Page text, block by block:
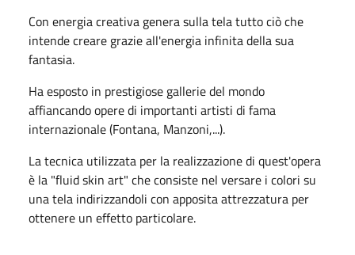
Con energia creativa genera sulla tela tutto ciò che
intende creare grazie all'energia infinita della sua
fantasia.
Ha esposto in prestigiose gallerie del mondo
affiancando opere di importanti artisti di fama
internazionale (Fontana, Manzoni,...).
La tecnica utilizzata per la realizzazione di quest'opera
è la "fluid skin art" che consiste nel versare i colori su
una tela indirizzandoli con apposita attrezzatura per
ottenere un effetto particolare.